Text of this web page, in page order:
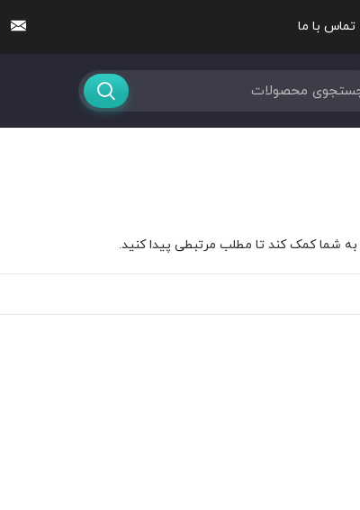
تماس با ما
شما کمک کند تا مطلب مرتبطی پیدا کنید.